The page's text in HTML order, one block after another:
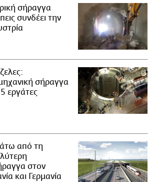
σήραγγα
συνδέει την
σήραγγα
εργάτες
από τη
στον
και Γερμανία